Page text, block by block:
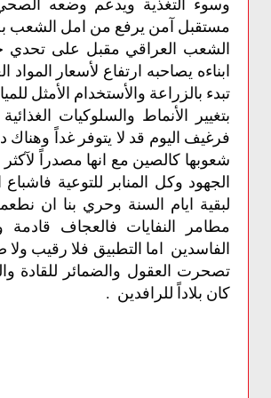
وسوء التغذية ويدعم وضعه
مستقبل آمن يرفع من امل الشعب
الشعب العراقي مقبل على تحدي
ابناءه يصاحبه ارتفاع لأسعار
تبدء بالزراعة والأستخدام الأمثل
بتغيير الأنماط والسلوكيات
فرغيف اليوم قد لا يتوفر غداً
شعوبها كالصين مع انها مصدراً
الجهود وكل المنابر للتوعية
لبقية ايام السنة وحري بنا ان
مطامر النفايات فالعجاف قادمة
الفاسدين اما التطبيق فلا رقيب
تصحرت العقول والضمائر للقادة
كان بلاداً للرافدين .